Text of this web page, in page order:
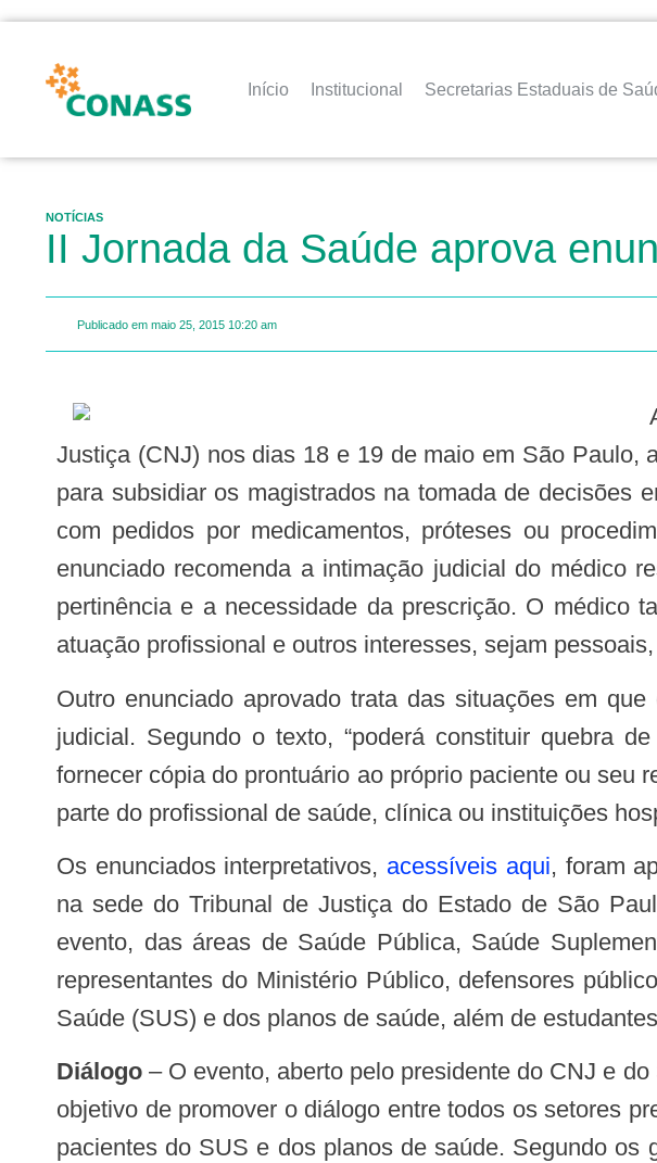
Início Institucional Secretarias Estaduais de
NOTÍCIAS
II Jornada da Saúde aprova
Publicado em maio 25, 2015 10:20 am
A II Jornada de
Justiça (CNJ) nos dias 18 e 19 de maio em São Paulo,
para subsidiar os magistrados na tomada de decisões
com pedidos por medicamentos, próteses ou
enunciado recomenda a intimação judicial do médico
pertinência e a necessidade da prescrição. O médico
atuação profissional e outros interesses, sejam
Outro enunciado aprovado trata das situações em que o médico se nega a fornecer o prontuário ao paciente autor da ação
judicial. Segundo o texto, “poderá constituir quebra
fornecer cópia do prontuário ao próprio paciente ou seu
parte do profissional de saúde, clínica ou instituições
Os enunciados interpretativos, acessíveis aqui, foram
na sede do Tribunal de Justiça do Estado de São
evento, das áreas de Saúde Pública, Saúde
representantes do Ministério Público, defensores
Saúde (SUS) e dos planos de saúde, além de
Diálogo – O evento, aberto pelo presidente do CNJ e
objetivo de promover o diálogo entre todos os setores
pacientes do SUS e dos planos de saúde. Segundo